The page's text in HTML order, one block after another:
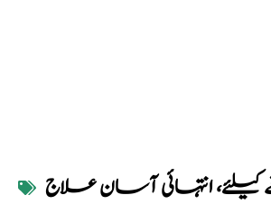
کیلئے، انتہائی آسان علاج